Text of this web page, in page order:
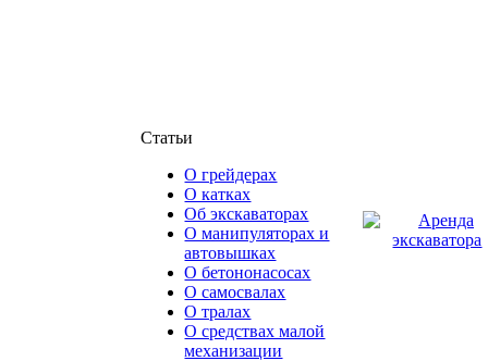
Статьи
О грейдерах
О катках
Об экскаваторах
О манипуляторах и
автовышках
О бетононасосах
О самосвалах
О тралах
О средствах малой
механизации